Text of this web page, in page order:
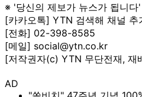
※ '당신의 제보가 뉴스가 됩니다'
[카카오톡] YTN 검색해 채널 추
[전화] 02-398-8585
[메일] social@ytn.co.kr
[저작권자(c) YTN 무단전재, 재
AD